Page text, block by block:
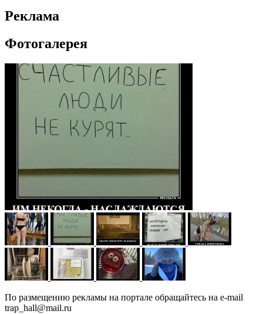
Реклама
Фотогалерея
По размещению рекламы на портале обращайтесь на e-mail
trap_hall@mail.ru